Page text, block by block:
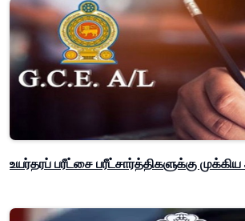
உயர்தரப் பரீட்சை பரீட்சார்த்திகளுக்கு